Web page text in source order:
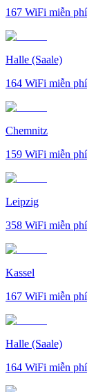
167 WiFi miễn phí
Halle (Saale)
164 WiFi miễn phí
Chemnitz
159 WiFi miễn phí
Leipzig
358 WiFi miễn phí
Kassel
167 WiFi miễn phí
Halle (Saale)
164 WiFi miễn phí